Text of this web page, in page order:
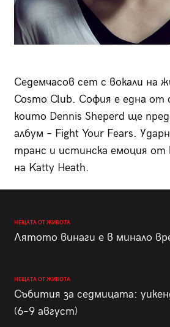
Седемчасов сет с вокали на
Cosmo Club. София е една
които Dennis Sheperd ще
албум – Fight Your Fears.
транс и истинска емоция от
на Katty Heath.
НЕЩАТА ОТ ЖИВОТА
Лятото винаги е в минало
НЕЩАТА ОТ ЖИВОТА
Събития за седмицата:
(6–9 август)